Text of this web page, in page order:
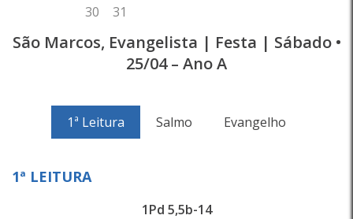
São Marcos, Evangelista | Festa | Sábado •
25/04 – Ano A
1ª Leitura Salmo Evangelho
1ª LEITURA
1Pd 5,5b-14